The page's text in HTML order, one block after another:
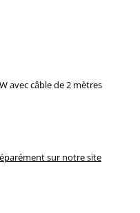
avec câble de 2 mètres
sur notre site